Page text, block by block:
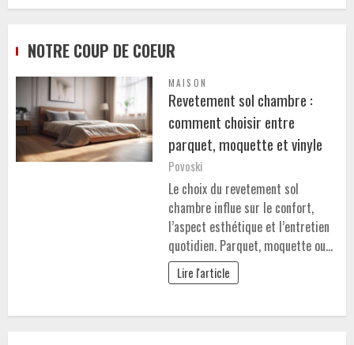
NOTRE COUP DE COEUR
MAISON
Revetement sol chambre :
comment choisir entre
parquet, moquette et vinyle
Povoski
Le choix du revetement sol
chambre influe sur le confort,
l’aspect esthétique et l’entretien
quotidien. Parquet, moquette ou…
Lire l'article